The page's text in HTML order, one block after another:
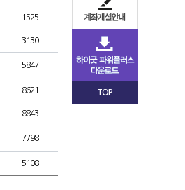
1525
3130
5847
8621
8843
7798
5108
TOP